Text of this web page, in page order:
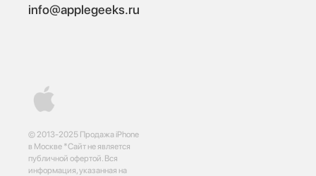
© 2013-2025 Продажа iPhone
в Москве *Сайт не является
публичной офертой. Вся
информация, указанная на
info@applegeeks.ru